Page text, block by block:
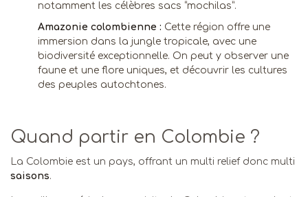
notamment les célèbres sacs “mochilas”.
Amazonie colombienne : Cette région offre une
immersion dans la jungle tropicale, avec une
biodiversité exceptionnelle. On peut y observer une
faune et une flore uniques, et découvrir les cultures
des peuples autochtones.
Quand partir en Colombie ?
La Colombie est un pays, offrant un multi relief donc multi
saisons.